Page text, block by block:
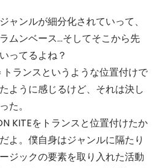
ャンルが細分化されていって、
ムンベース…そしてそこから先
ってるよね？
トランスというような位置付けで
ように感じるけど、それは決し
た。
KITEをトランスと位置付けたか
よ。僕自身はジャンルに隔たり
ジックの要素を取り入れた活動